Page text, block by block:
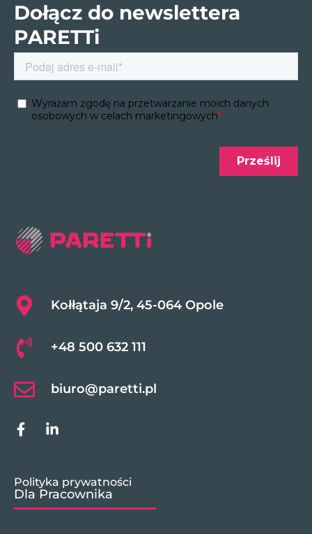
Dołącz do newslettera
PARETTi
Kołłątaja 9/2, 45-064 Opole
+48 500 632 111
biuro@paretti.pl
Polityka prywatności
Dla Pracownika